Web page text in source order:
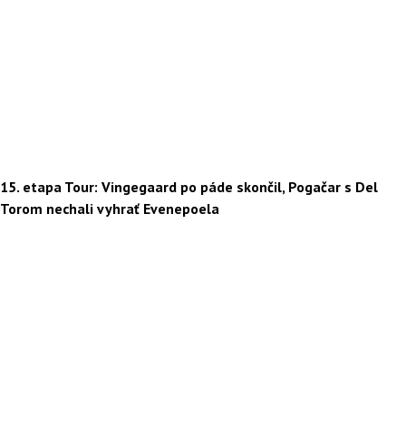
15. etapa Tour: Vingegaard po páde skončil, Pogačar s Del
Torom nechali vyhrať Evenepoela